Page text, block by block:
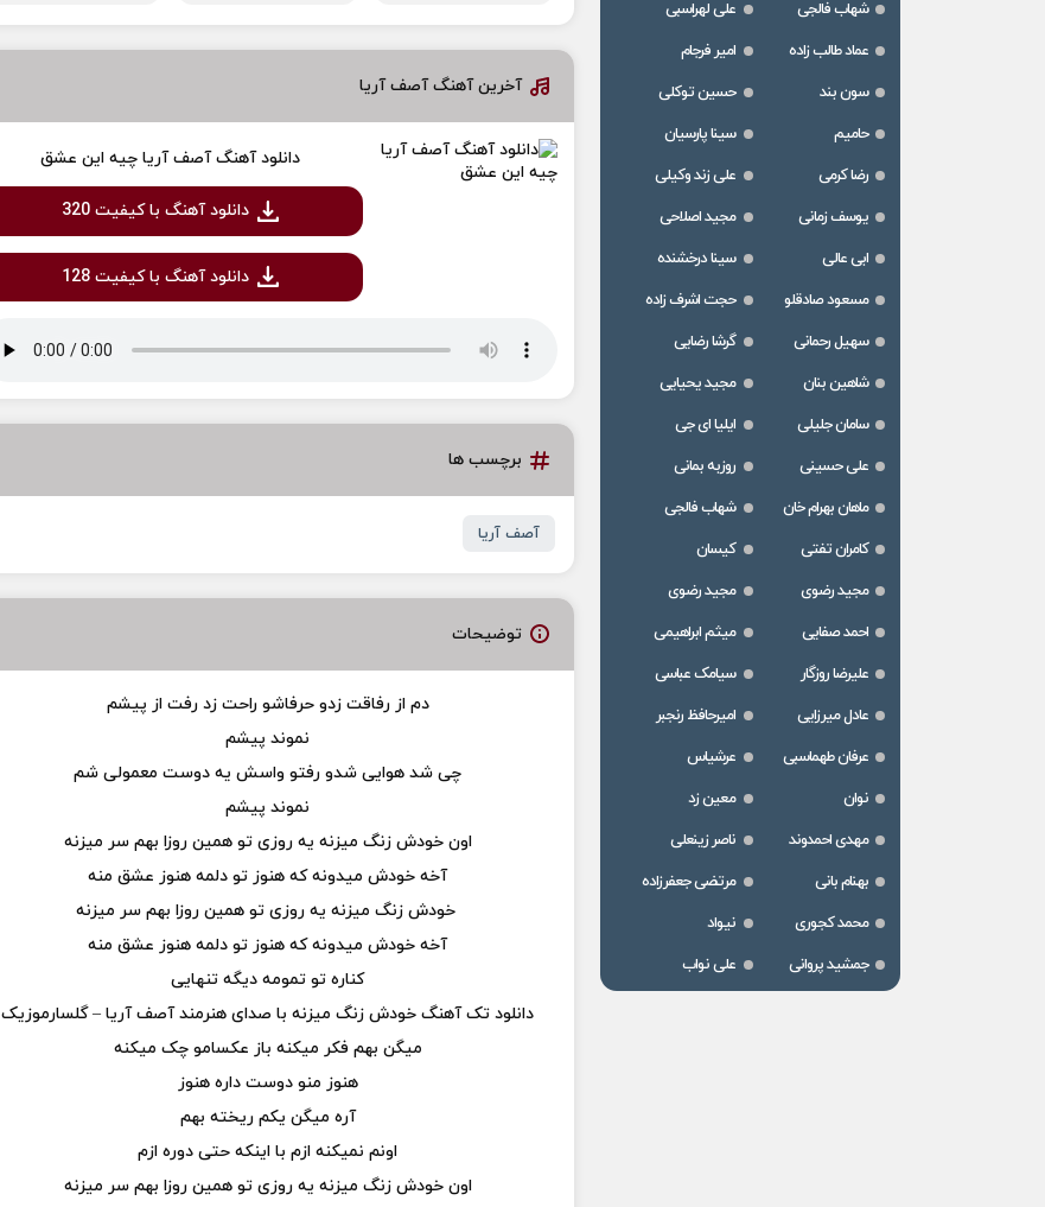
آخرین آهنگ آصف آریا
دانلود آهنگ آصف آریا چیه این عشق
دانلود آهنگ با کیفیت 320
دانلود آهنگ با کیفیت 128
برچسب ها
آصف آریا
توضیحات
دم از رفاقت زدو حرفاشو راحت زد رفت از پیشم
نموند پیشم
چی شد هوایی شدو رفتو واسش یه دوست معمولی شم
نموند پیشم
اون خودش زنگ میزنه یه روزی تو همین روزا بهم سر میزنه
آخه خودش میدونه که هنوز تو دلمه هنوز عشق منه
خودش زنگ میزنه یه روزی تو همین روزا بهم سر میزنه
آخه خودش میدونه که هنوز تو دلمه هنوز عشق منه
کناره تو تمومه دیگه تنهایی
دانلود تک آهنگ خودش زنگ میزنه با صدای هنرمند آصف آریا – گلسارموزیک
میگن بهم فکر میکنه باز عکسامو چک میکنه
هنوز منو دوست داره هنوز
آره میگن یکم ریخته بهم
اونم نمیکنه ازم با اینکه حتی دوره ازم
اون خودش زنگ میزنه یه روزی تو همین روزا بهم سر میزنه
شهاب فالجی
علی لهراسبی
عماد طالب زاده
امیر فرجام
سون بند
حسین توکلی
حامیم
سینا پارسیان
رضا کرمی
علی زند وکیلی
یوسف زمانی
مجید اصلاحی
ابی عالی
سینا درخشنده
مسعود صادقلو
حجت اشرف زاده
سهیل رحمانی
گرشا رضایی
شاهین بنان
مجید یحیایی
سامان جلیلی
ایلیا ای جی
علی حسینی
روزبه بمانی
ماهان بهرام خان
شهاب فالجی
کامران تفتی
کیسان
مجید رضوی
مجید رضوی
احمد صفایی
میثم ابراهیمی
علیرضا روزگار
سیامک عباسی
عادل میرزایی
امیرحافظ رنجبر
عرفان طهماسبی
عرشیاس
نوان
معین زد
مهدی احمدوند
ناصر زینعلی
بهنام بانی
مرتضی جعفرزاده
محمد کجوری
نیواد
جمشید پروانی
علی نواب